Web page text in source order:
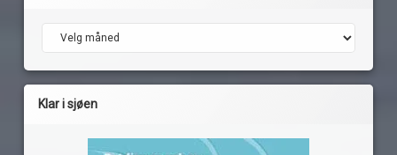
Arkiv
Klar i sjøen